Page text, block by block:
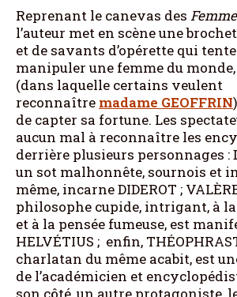
Reprenant le canevas des
l’auteur met en scène une
et de savants d’opérette qui
manipuler une femme du monde,
(dans laquelle certains veulent
reconnaître madame GEOFFRIN
de capter sa fortune. Les
aucun mal à reconnaître les
derrière plusieurs personnages :
un sot malhonnête, sournois et
même, incarne DIDEROT ;
philosophe cupide, intrigant, à
et à la pensée fumeuse, est
HELVÉTIUS ; enfin,
charlatan du même acabit, est
de l’académicien et
son côté, un autre protagoniste,